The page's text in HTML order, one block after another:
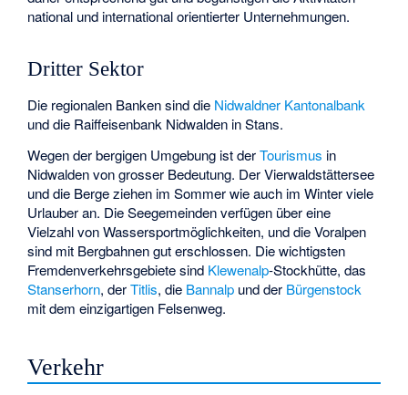
national und international orientierter Unternehmungen.
Dritter Sektor
Die regionalen Banken sind die Nidwaldner Kantonalbank
und die Raiffeisenbank Nidwalden in Stans.
Wegen der bergigen Umgebung ist derTourismus in
Nidwalden von grosser Bedeutung. Der Vierwaldstättersee
und die Berge ziehen im Sommer wie auch im Winter viele
Urlauber an. Die Seegemeinden verfügen über eine
Vielzahl von Wassersportmöglichkeiten, und die Voralpen
sind mit Bergbahnen gut erschlossen. Die wichtigsten
Fremdenverkehrsgebiete sind Klewenalp-Stockhütte, das
Stanserhorn, derTitlis, die Bannalp und der Bürgenstock
mit dem einzigartigen Felsenweg.
Verkehr